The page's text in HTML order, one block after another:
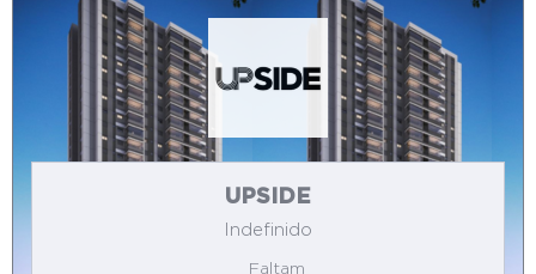
UPSIDE
Indefinido
Faltam